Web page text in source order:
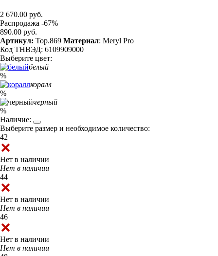
2 670.00 руб.
Распродажа -67%
890.00 руб.
Артикул: Top.869 Материал: Meryl Pro
Код ТНВЭД: 6109909000
Выберите цвет:
белый
%
коралл
%
черный
%
Наличие:
Выберите размер и необходимое количество:
42
Нет в наличии
Нет в наличии
44
Нет в наличии
Нет в наличии
46
Нет в наличии
Нет в наличии